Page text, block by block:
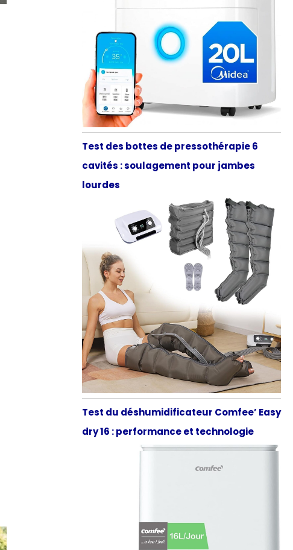
Test des bottes de pressothérapie 6
cavités : soulagement pour jambes
lourdes
Test du déshumidificateur Comfee’ Easy
dry 16 : performance et technologie